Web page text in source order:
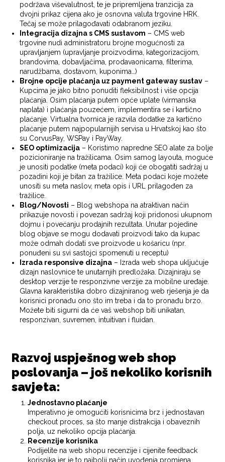
podržava viševalutnost, te je pripremljena tranzicija za
dvojni prikaz cijena ako je osnovna valuta trgovine HRK.
Tečaj se može prilagođavati odabranom jeziku.
Integracija dizajna s CMS sustavom – CMS web
trgovine nudi administratoru brojne mogućnosti za
upravljanjem (upravljanje proizvodima, kategorizacijom,
brandovima, dobavljačima, prodavaonicama, filterima,
narudžbama, dostavom, kuponima…)
Brojne opcije plaćanja uz payment gateway sustav –
Kupcima je jako bitno ponuditi fleksibilnost i više opcija
plaćanja. Osim plaćanja putem opće uplate (virmanska
naplata) i plaćanja pouzećem, implementira se i kartično
plaćanje. Virtualna tvornica je razvila dodatke za kartično
plaćanje putem najpopularnijih servisa u Hrvatskoj kao što
su CorvusPay, WSPay i PayWay.
SEO optimizacija – Koristimo napredne SEO alate za bolje
pozicioniranje na tražilicama. Osim samog layouta, moguće
je unositi podatke (meta podaci) koji će obogatiti sadržaj u
pozadini koji je bitan za tražilice. Meta podaci koje možete
unositi su meta naslov, meta opis i URL prilagođen za
tražilice.
Blog/Novosti – Blog webshopa na atraktivan način
prikazuje novosti i povezan sadržaj koji pridonosi ukupnom
dojmu i povećanju prodajnih rezultata. Unutar pojedine
blog objave se mogu dodavati proizvodi tako da kupac
može odmah dodati sve proizvode u košaricu (npr.
ponuđeni su svi sastojci spomenuti u receptu)
Izrada responsive dizajna – Izrada web shopa uključuje
dizajn naslovnice te unutarnjih predložaka. Dizajniraju se
desktop verzije te responzivne verzije za mobilne uređaje.
Glavna karakteristika dobro dizajniranog web rješenja je da
korisnici pronađu ono što im treba i da to pronađu brzo.
Možete biti sigurni da će vaš webshop biti unikatan,
responzivan, suvremen, intuitivan i fluidan.
Razvoj uspješnog web shop
poslovanja – još nekoliko korisnih
savjeta:
Jednostavno plaćanje
Imperativno je omogućiti korisnicima brz i jednostavan
checkout proces, sa što manje distrakcija i obaveznih
polja, uz nekoliko opcija plaćanja.
Recenzije korisnika
Podijelite na web shopu recenzije i cijenite feedback
korisnika jer je to najbolji način uvođenja promjena.